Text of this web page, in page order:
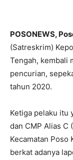
POSONEWS,
(Satreskrim)
Tengah, kembali
pencurian,
tahun 2020.
Ketiga pelaku itu
dan CMP Alias C
Kecamatan Poso
berkat adanya